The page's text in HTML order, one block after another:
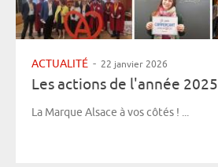
ACTUALITÉ - 22 janvier 2026
Les actions de l'année 2025
La Marque Alsace à vos côtés ! ...